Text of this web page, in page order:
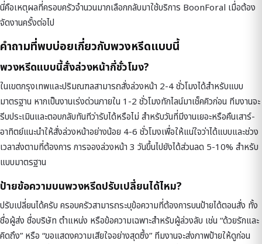
นี่คือเหตุผลที่ครอบครัวจำนวนมากเลือกกลับมาใช้บริการ BoonForal เมื่อต้อง
จัดงานครั้งต่อไป
คำถามที่พบบ่อยเกี่ยวกับพวงหรีดแบบนี้
พวงหรีดแบบนี้สั่งล่วงหน้ากี่ชั่วโมง?
ในเขตกรุงเทพและปริมณฑลสามารถสั่งล่วงหน้า 2-4 ชั่วโมงได้สำหรับแบบ
มาตรฐาน หากเป็นงานเร่งด่วนภายใน 1-2 ชั่วโมงทักไลน์มาเช็คคิวก่อน ทีมงานจะ
รีบประเมินและตอบกลับทันทีว่ารับได้หรือไม่ สำหรับวันที่มีงานเยอะหรือคืนเสาร์-
อาทิตย์แนะนำให้สั่งล่วงหน้าอย่างน้อย 4-6 ชั่วโมงเพื่อให้แน่ใจว่าได้แบบและช่วง
เวลาส่งตามที่ต้องการ การจองล่วงหน้า 3 วันขึ้นไปยังได้ส่วนลด 5-10% สำหรับ
แบบมาตรฐาน
ป้ายข้อความบนพวงหรีดปรับเปลี่ยนได้ไหม?
ปรับเปลี่ยนได้ครับ ครอบครัวสามารถระบุข้อความที่ต้องการบนป้ายได้ตอนสั่ง ทั้ง
ชื่อผู้ส่ง ชื่อบริษัท ตำแหน่ง หรือข้อความเฉพาะสำหรับผู้ล่วงลับ เช่น “ด้วยรักและ
คิดถึง” หรือ “ขอแสดงความเสียใจอย่างสุดซึ้ง” ทีมงานจะส่งภาพป้ายให้ดูก่อน